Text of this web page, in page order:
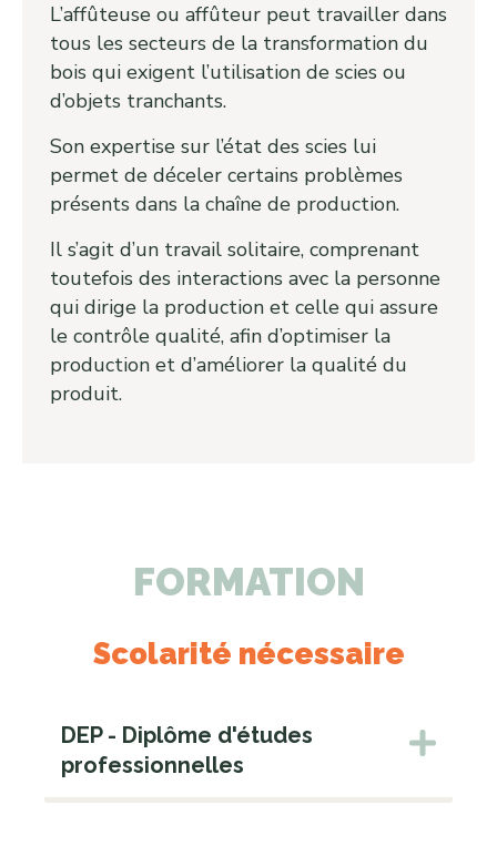
L’affûteuse ou affûteur peut travailler dans
tous les secteurs de la transformation du
bois qui exigent l’utilisation de scies ou
d’objets tranchants.
Son expertise sur l’état des scies lui
permet de déceler certains problèmes
présents dans la chaîne de production.
Il s’agit d’un travail solitaire, comprenant
toutefois des interactions avec la personne
qui dirige la production et celle qui assure
le contrôle qualité, afin d’optimiser la
production et d’améliorer la qualité du
produit.
FORMATION
Scolarité nécessaire
DEP - Diplôme d'études
professionnelles